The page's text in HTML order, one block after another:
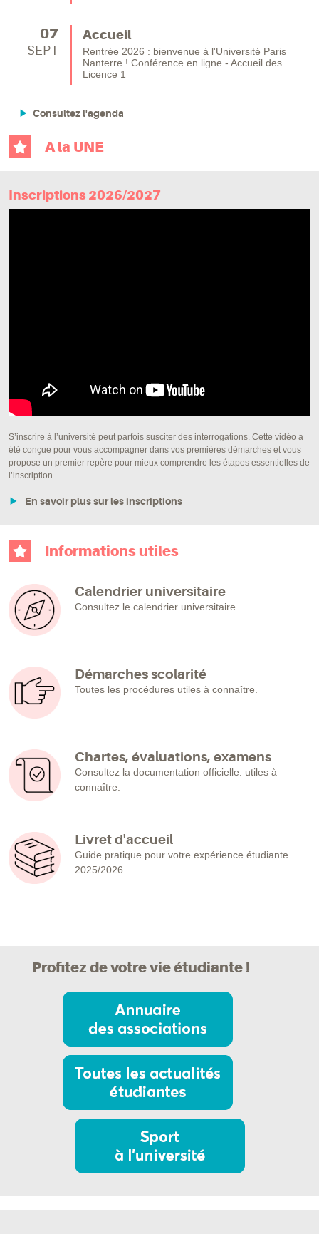
07
SEPT
Accueil
Rentrée 2026 : bienvenue à l'Université Paris
Nanterre ! Conférence en ligne - Accueil des
Licence 1
Consultez l'agenda
A la UNE
Inscriptions 2026/2027
S’inscrire à l’université peut parfois susciter des interrogations. Cette vidéo a
été conçue pour vous accompagner dans vos premières démarches et vous
propose un premier repère pour mieux comprendre les étapes essentielles de
l’inscription.
En savoir plus sur les inscriptions
Informations utiles
Calendrier universitaire
Consultez le calendrier universitaire.
Démarches scolarité
Toutes les procédures utiles à connaître.
Chartes, évaluations, examens
Consultez la documentation officielle. utiles à
connaître.
Livret d'accueil
Guide pratique pour votre expérience étudiante
2025/2026
Profitez de votre vie étudiante !